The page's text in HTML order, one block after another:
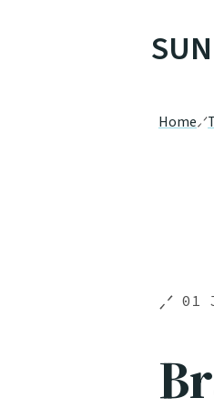
Home
01